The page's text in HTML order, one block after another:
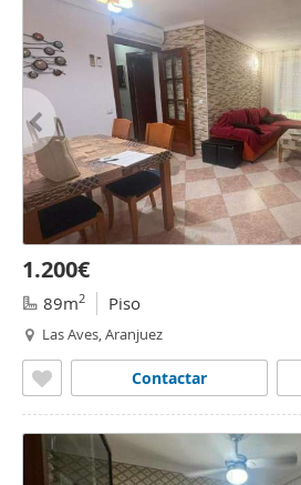
1.200€
89m2 Piso
Las Aves, Aranjuez
Contactar